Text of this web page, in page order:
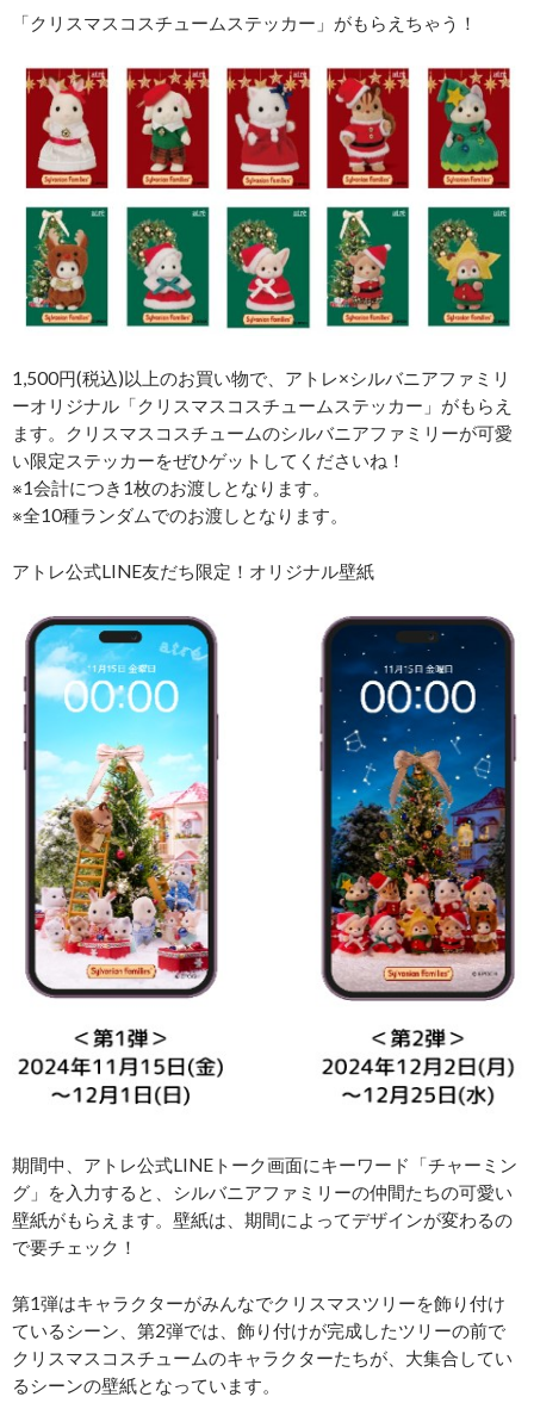
「クリスマスコスチュームステッカー」がもらえちゃう！
1,500円(税込)以上のお買い物で、アトレ×シルバニアファミリ
ーオリジナル「クリスマスコスチュームステッカー」がもらえ
ます。クリスマスコスチュームのシルバニアファミリーが可愛
い限定ステッカーをぜひゲットしてくださいね！
※1会計につき1枚のお渡しとなります。
※全10種ランダムでのお渡しとなります。
アトレ公式LINE友だち限定！オリジナル壁紙
期間中、アトレ公式LINEトーク画面にキーワード「チャーミン
グ」を入力すると、シルバニアファミリーの仲間たちの可愛い
壁紙がもらえます。壁紙は、期間によってデザインが変わるの
で要チェック！
第1弾はキャラクターがみんなでクリスマスツリーを飾り付け
ているシーン、第2弾では、飾り付けが完成したツリーの前で
クリスマスコスチュームのキャラクターたちが、大集合してい
るシーンの壁紙となっています。